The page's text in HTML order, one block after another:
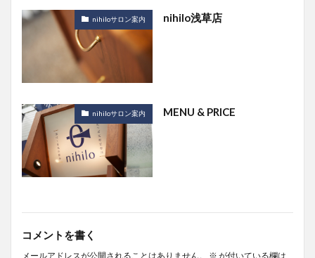
nihiloサロン案内 nihilo浅草店
nihiloサロン案内 MENU & PRICE
コメントを書く
メールアドレスが公開されることはありません。 ※ が付いている欄は